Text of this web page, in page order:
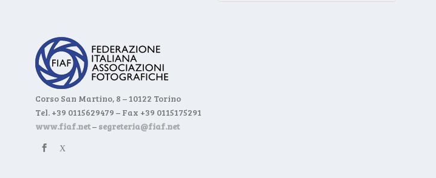
Corso San Martino, 8 – 10122 Torino
Tel. +39 0115629479 – Fax +39 0115175291
www.fiaf.net– segreteria@fiaf.net